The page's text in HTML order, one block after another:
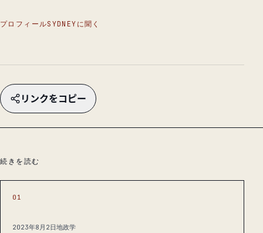
プロフィールSYDNEYに聞く
リンクをコピー
続きを読む
01
2023年8月2日地政学